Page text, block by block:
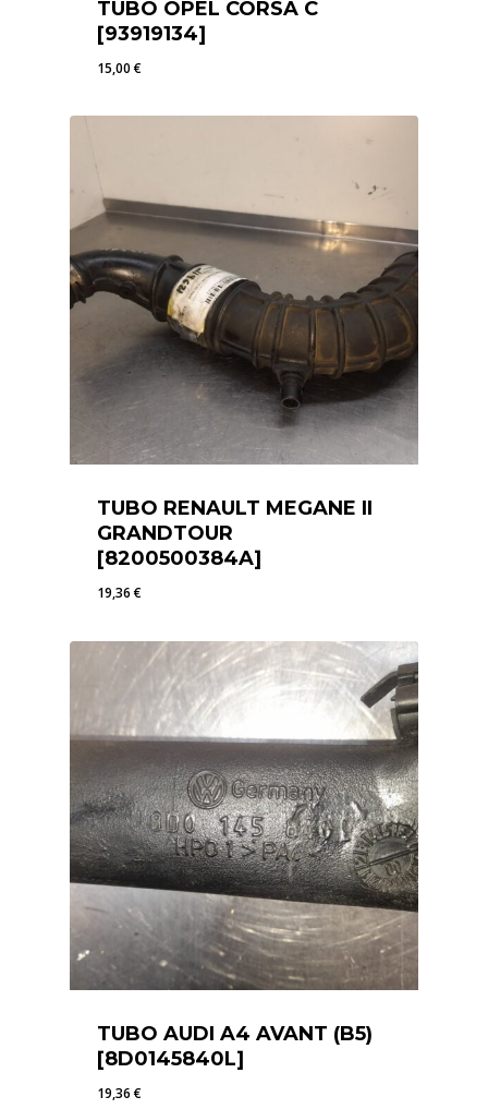
TUBO OPEL CORSA C
[93919134]
15,00€
TUBO RENAULT MEGANE II
GRANDTOUR
[8200500384A]
19,36€
TUBO AUDI A4 AVANT (B5)
[8D0145840L]
19,36€